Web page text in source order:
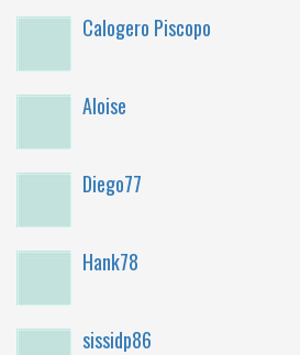
Calogero Piscopo
Aloise
Diego77
Hank78
sissidp86